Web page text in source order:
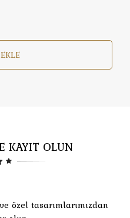
KAYIT OLUN
özel tasarımlarımızdan